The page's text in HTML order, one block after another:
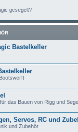
gesegelt?
Bastelkeller
das Bauen von Rigg und
Servos, RC und
und Zubehör